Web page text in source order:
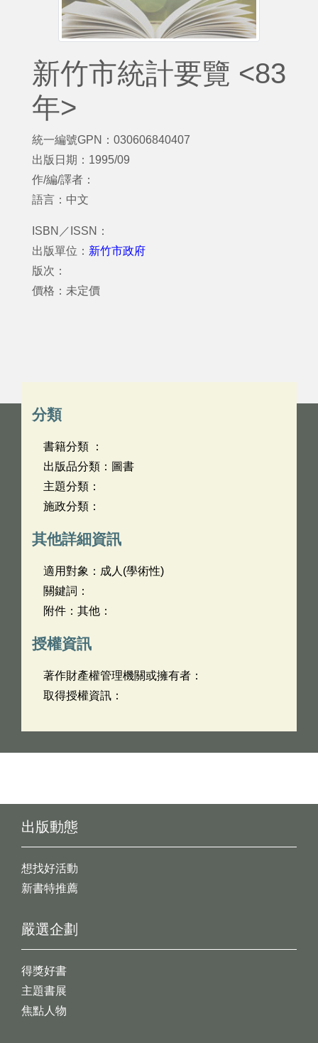
新竹市統計要覽 <83
年>
統一編號GPN：030606840407
出版日期：1995/09
作/編/譯者：
語言：中文
ISBN／ISSN：
出版單位： 新竹市政府
版次：
價格：未定價
分類
書籍分類 ：
出版品分類：圖書
主題分類：
施政分類：
其他詳細資訊
適用對象：成人(學術性)
關鍵詞：
附件：其他：
授權資訊
著作財產權管理機關或擁有者：
取得授權資訊：
出版動態
想找好活動
新書特推薦
嚴選企劃
得獎好書
主題書展
焦點人物